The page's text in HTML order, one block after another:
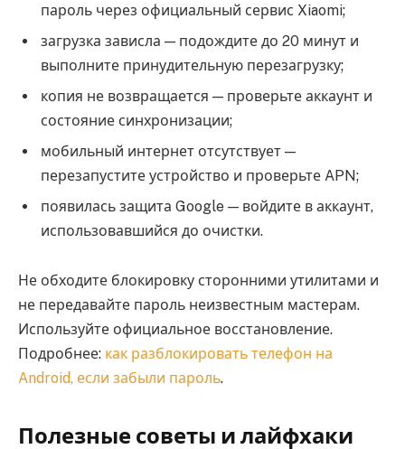
пароль через официальный сервис Xiaomi;
загрузка зависла — подождите до 20 минут и
выполните принудительную перезагрузку;
копия не возвращается — проверьте аккаунт и
состояние синхронизации;
мобильный интернет отсутствует —
перезапустите устройство и проверьте APN;
появилась защита Google — войдите в аккаунт,
использовавшийся до очистки.
Не обходите блокировку сторонними утилитами и
не передавайте пароль неизвестным мастерам.
Используйте официальное восстановление.
Подробнее: как разблокировать телефон на
Android, если забыли пароль.
Полезные советы и лайфхаки